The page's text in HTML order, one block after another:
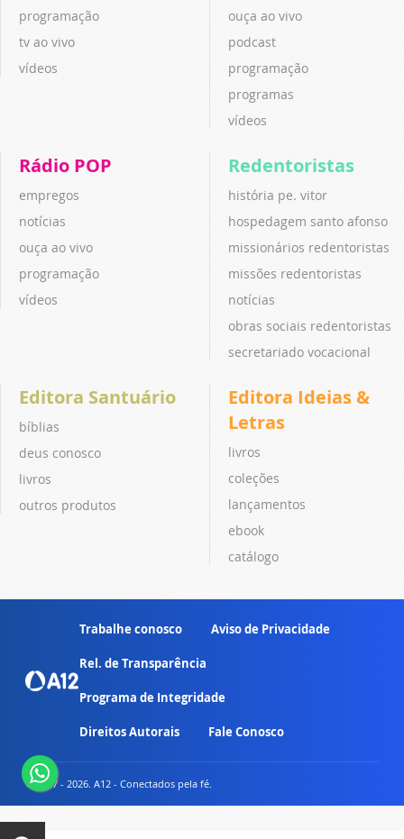
programação
tv ao vivo
vídeos
ouça ao vivo
podcast
programação
programas
vídeos
Rádio POP
empregos
notícias
ouça ao vivo
programação
vídeos
Redentoristas
história pe. vitor
hospedagem santo afonso
missionários redentoristas
missões redentoristas
notícias
obras sociais redentoristas
secretariado vocacional
Editora Santuário
bíblias
deus conosco
livros
outros produtos
Editora Ideias &
Letras
livros
coleções
lançamentos
ebook
catálogo
Trabalhe conosco Aviso de Privacidade
Rel. de Transparência
Programa de Integridade
Direitos Autorais Fale Conosco
© 2007 - 2026. A12 - Conectados pela fé.